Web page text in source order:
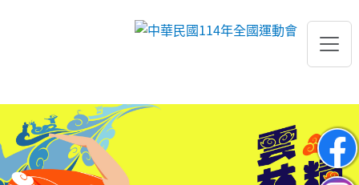
跳到主要內容